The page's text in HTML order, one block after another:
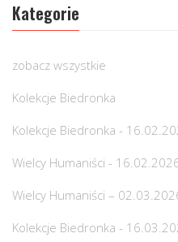
Kategorie
zobacz wszystkie
Kolekcje Biedronka
Kolekcje Biedronka -
Wielcy Humaniści -
Wielcy Humaniści –
Kolekcje Biedronka -